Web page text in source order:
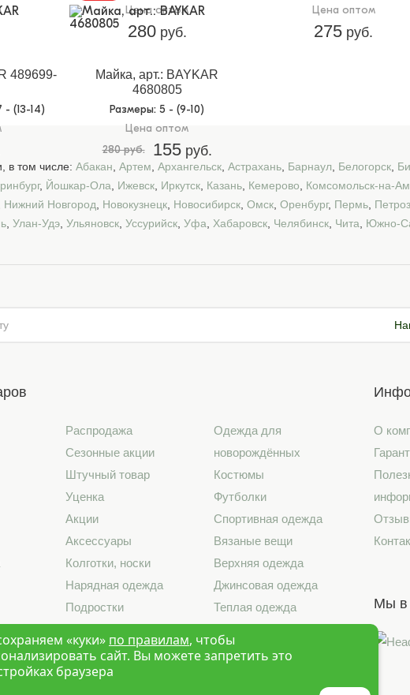
Цена оптом
280руб.
Цена оптом
275 руб.
489699-
- (13-14)
Майка, арт.: BAYKAR
4680805
Размеры: 5 - (9-10)
Цена оптом
280 руб.
155руб.
в том числе: Абакан Артем Архангельск Астрахань Барнаул Белогорск
, Йошкар-Ола Ижевск Иркутск Казань Кемерово Комсомольск-на-
Нижний Новгород Новокузнецк Новосибирск Омск Оренбург, Пермь
Улан-Удэ Ульяновск Уссурийск Уфа Хабаровск Челябинск Чита Южно-
Распродажа
Сезонные акции
Штучный товар
Уценка
Акции
Аксессуары
Колготки, носки
Нарядная одежда
Подростки
Одежда для
новорождённых
Костюмы
Футболки
Спортивная одежда
Вязаные вещи
Верхняя одежда
Джинсовая одежда
Теплая одежда
О
Мы в
«куки» по правилам, чтобы
сайт. Вы можете запретить это
браузера